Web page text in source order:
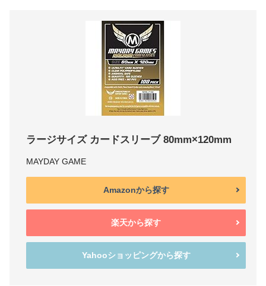
ラージサイズ カードスリーブ 80mm×120mm
MAYDAY GAME
Amazonから探す
楽天から探す
Yahooショッピングから探す